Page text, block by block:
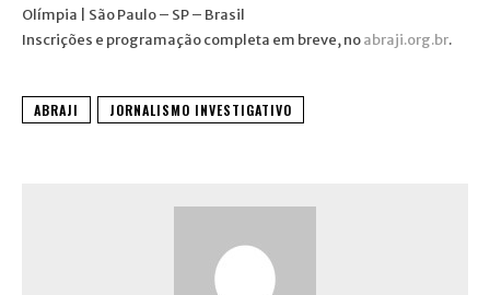
Olímpia | São Paulo – SP – Brasil
Inscrições e programação completa em breve, noabraji.org.br.
ABRAJI JORNALISMO INVESTIGATIVO